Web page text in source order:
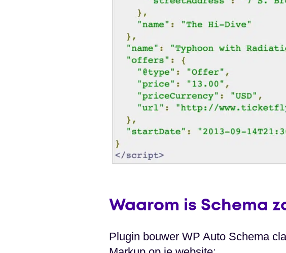
Waarom is Schema
Plugin bouwer WP Auto Schema